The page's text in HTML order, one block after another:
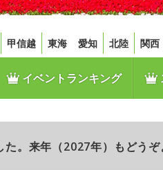
甲信越 東海 愛知 北陸 関西
イベントランキング
。来年（2027年）もどうぞ